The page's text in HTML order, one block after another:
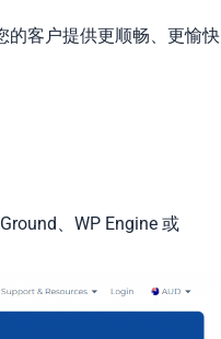
的客户提供更顺畅、更愉快
、WP Engine 或